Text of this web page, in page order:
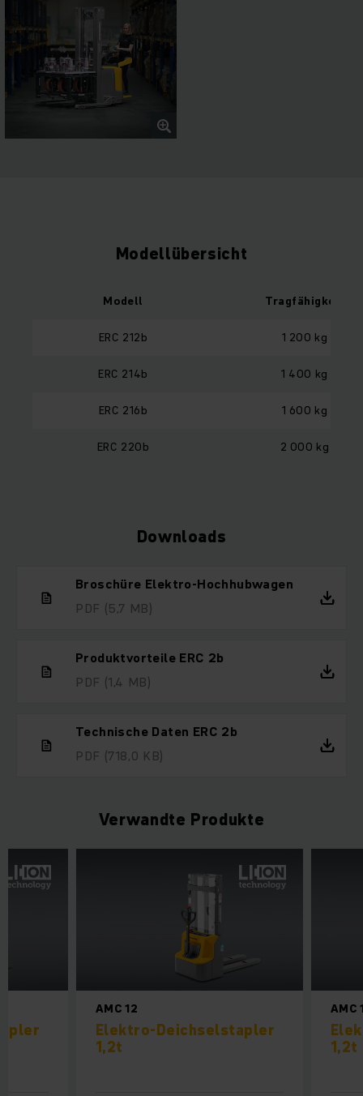
Modellübersicht
Modell Tragfähigkeit
ERC 212b 1 200 kg
ERC 214b 1 400 kg
ERC 216b 1 600 kg
ERC 220b 2 000 kg
Downloads
Broschüre Elektro-Hochhubwagen
PDF (5,7 MB)
Produktvorteile ERC 2b
PDF (1,4 MB)
Technische Daten ERC 2b
PDF (718,0 KB)
Verwandte Produkte
AMC 12
Elektro-Deichselstapler
1,2t
AMC
1,2t